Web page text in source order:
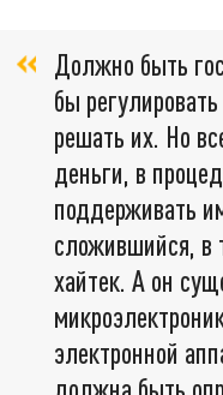
Должно быть
бы
решать их. Но
деньги, в
поддерживать
сложившийся, в
хайтек. А он
электронной